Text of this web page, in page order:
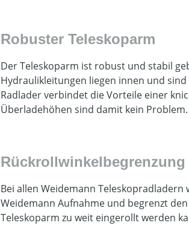
Robuster Teleskoparm
Der Teleskoparm ist robust und stabil
Hydraulikleitungen liegen innen und
Radlader verbindet die Vorteile einer
Überladehöhen sind damit kein Problem.
Rückrollwinkelbegrenzung
Bei allen Weidemann
Weidemann Aufnahme und begrenzt
Teleskoparm zu weit eingerollt werden